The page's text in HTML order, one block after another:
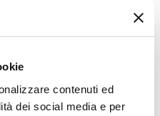
contenuti ed
dei social media e per